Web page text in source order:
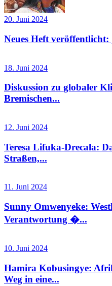
20. Juni 2024
Neues Heft
18. Juni 2024
Diskussion zu globaler
Bremischen...
12. Juni 2024
Teresa Lifuka-Drecala:
Straßen,...
11. Juni 2024
Sunny Omwenyeke:
Verantwortung �...
10. Juni 2024
Hamira Kobusingye:
Weg in eine...